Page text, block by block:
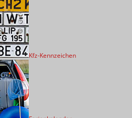
Kfz-Kennzeichen